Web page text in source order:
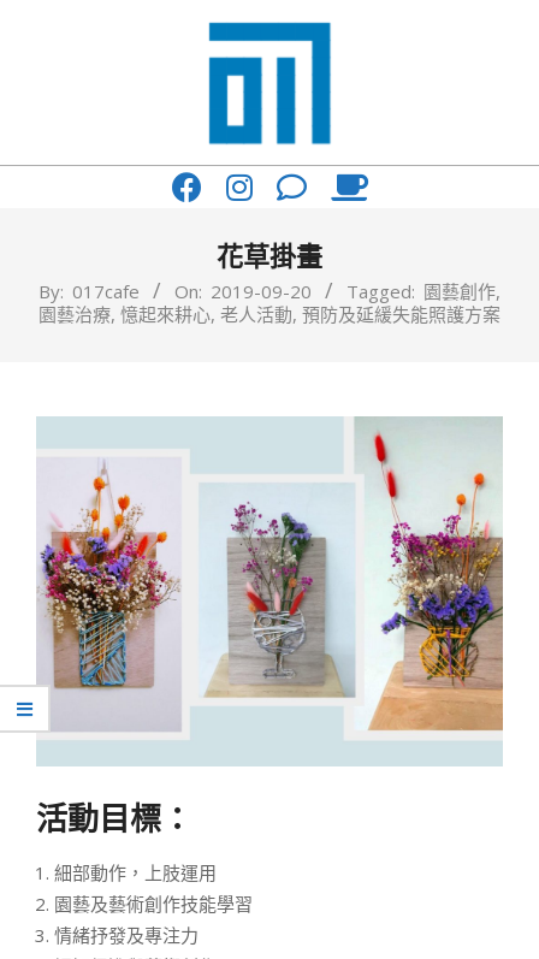
017
你
一
咖
啡
館
花草掛畫
By: 017cafe On: 2019-09-20 Tagged: 園藝創作,
園藝治療, 憶起來耕心, 老人活動, 預防及延緩失能照護方案
活動目標：
細部動作，上肢運用
園藝及藝術創作技能學習
情緒抒發及專注力